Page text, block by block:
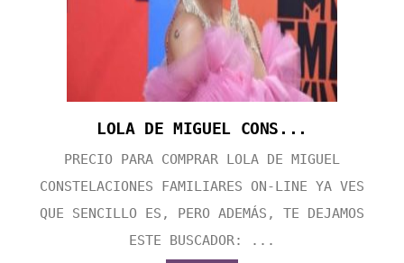
LOLA DE MIGUEL CONS...
PRECIO PARA COMPRAR LOLA DE MIGUEL
CONSTELACIONES FAMILIARES ON-LINE YA VES
QUE SENCILLO ES, PERO ADEMÁS, TE DEJAMOS
ESTE BUSCADOR: ...